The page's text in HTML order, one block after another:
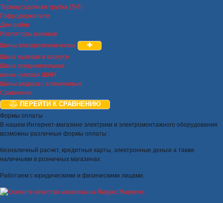
Термоусадочная трубка (ТуТ)
Гофродержатели
Дин-рейки
Изоляторы шинные
Шины электротехнические
Шина нулевая в корпусе
Шина соединительная
шина нулевая ШНИ
Шины медные / алюминивые
Сравнение
ПЕРЕЙТИ К СРАВНЕНИЮ
Формы оплаты
В нашем Интернет-магазине электрики и электромонтажного оборудования
возможны различные формы оплаты :
безналичный расчет, кредитные карты, электронные деньги а также
наличными в розничных магазинах
Работаем с юридическими и физическими лицами.